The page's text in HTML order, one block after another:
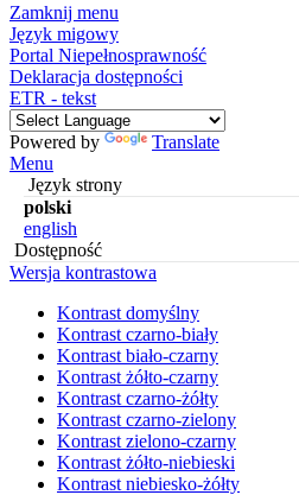
Zamknij menu
Język migowy
Portal Niepełnosprawność
Deklaracja dostępności
ETR - tekst
Powered by
Translate
Menu
Język strony
polski
english
Dostępność
Wersja kontrastowa
Kontrast domyślny
Kontrast czarno-biały
Kontrast biało-czarny
Kontrast żółto-czarny
Kontrast czarno-żółty
Kontrast czarno-zielony
Kontrast zielono-czarny
Kontrast żółto-niebieski
Kontrast niebiesko-żółty